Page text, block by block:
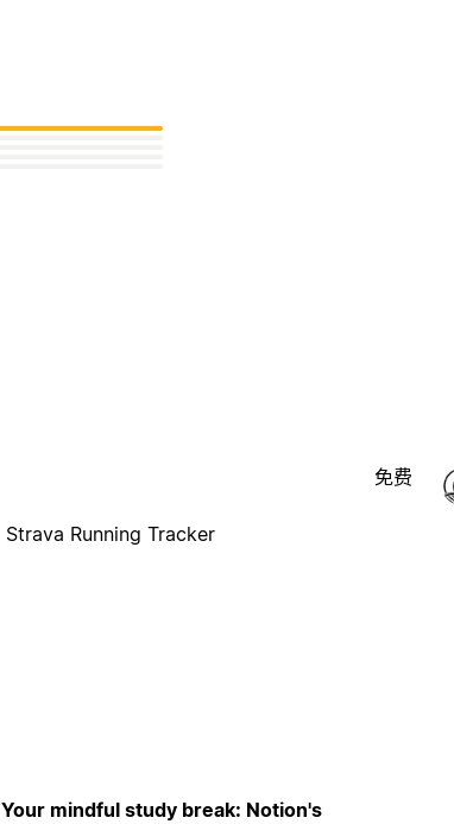
Strava Running Tracker
免费
Your mindful study break: Notion's